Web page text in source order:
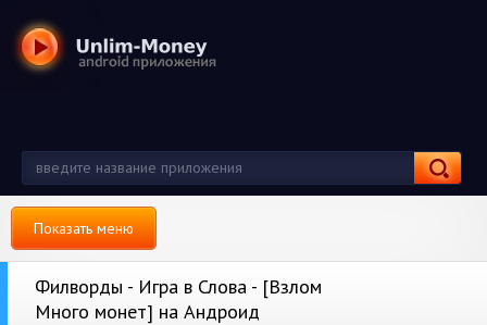
Показать меню
Филворды - Игра в Слова - [Взлом
Много монет] на Андроид